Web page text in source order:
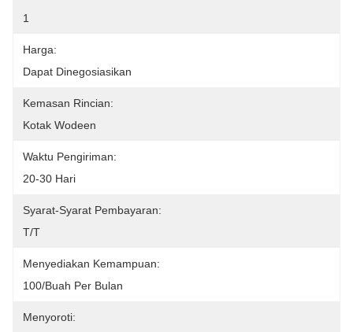
1
Harga:
Dapat Dinegosiasikan
Kemasan Rincian:
Kotak Wodeen
Waktu Pengiriman:
20-30 Hari
Syarat-Syarat Pembayaran:
T/T
Menyediakan Kemampuan:
100/buah Per Bulan
Menyoroti: